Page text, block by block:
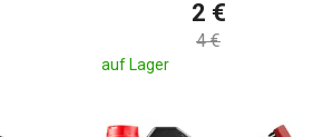
2 €
4 €
auf Lager